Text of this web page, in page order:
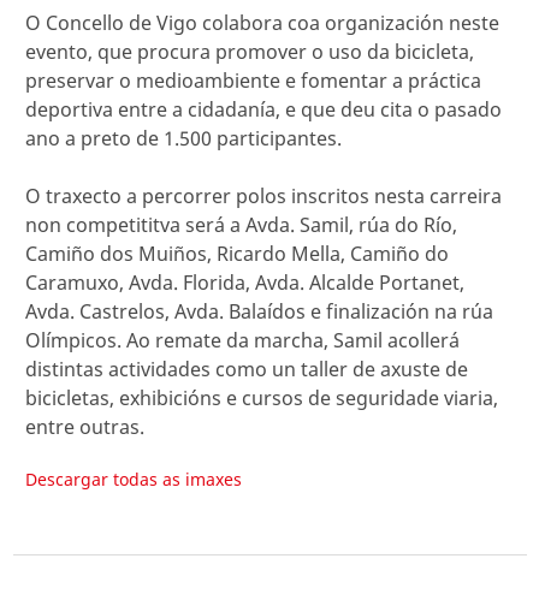
O Concello de Vigo colabora coa organización neste
evento, que procura promover o uso da bicicleta,
preservar o medioambiente e fomentar a práctica
deportiva entre a cidadanía, e que deu cita o pasado
ano a preto de 1.500 participantes.
O traxecto a percorrer polos inscritos nesta carreira
non competititva será a Avda. Samil, rúa do Río,
Camiño dos Muiños, Ricardo Mella, Camiño do
Caramuxo, Avda. Florida, Avda. Alcalde Portanet,
Avda. Castrelos, Avda. Balaídos e finalización na rúa
Olímpicos. Ao remate da marcha, Samil acollerá
distintas actividades como un taller de axuste de
bicicletas, exhibicións e cursos de seguridade viaria,
entre outras.
Descargar todas as imaxes